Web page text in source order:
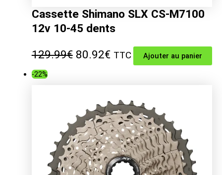
Cassette Shimano SLX CS-M7100
12v 10-45 dents
129.99€ Le
était :
129.99€.
80.92€Le
est :
80.92€.
TTC Ajouter au panier
-22%